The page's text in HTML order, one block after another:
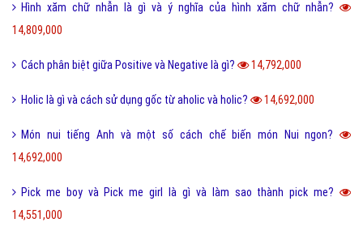
Hình xăm chữ nhẫn là gì và ý nghĩa của hình xăm chữ nhẫn?
14,809,000
Cách phân biệt giữa Positive và Negative là gì? 14,792,000
Holic là gì và cách sử dụng gốc từ aholic và holic? 14,692,000
Món nui tiếng Anh và một số cách chế biến món Nui ngon?
14,692,000
Pick me boy và Pick me girl là gì và làm sao thành pick me?
14,551,000